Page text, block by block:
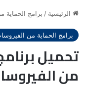
الرئيسية / برامج الحماية
برامج الحماية من
من